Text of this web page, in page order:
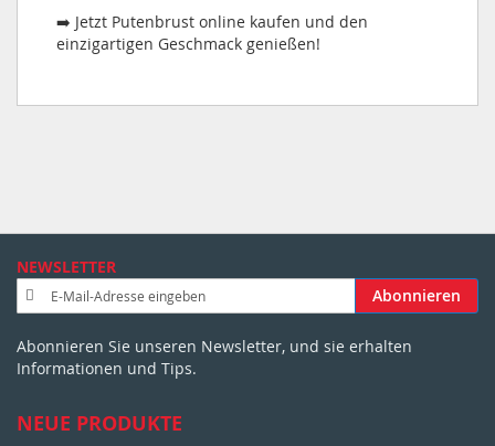
➡️ Jetzt Putenbrust online kaufen und den
einzigartigen Geschmack genießen!
NEWSLETTER
n
e
l
u
Abonnieren
Abonnieren Sie unseren Newsletter, und sie erhalten
Informationen und Tips.
NEUE PRODUKTE